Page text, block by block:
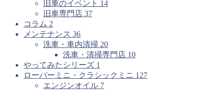
旧車のイベント 14
旧車専門店 37
コラム 2
メンテナンス 36
洗車・車内清掃 20
洗車・清掃専門店 10
やってみたシリーズ 1
ローバーミニ・クラシックミニ 127
エンジンオイル 7